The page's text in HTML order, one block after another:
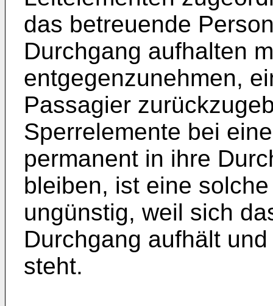
das betreuende
Durchgang aufhalten
entgegenzunehmen,
Passagier
Sperrelemente bei
permanent in ihre
bleiben, ist eine
ungünstig, weil sich
Durchgang aufhält
steht.